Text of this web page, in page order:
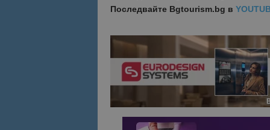
Последвайте Bgtourism.bg в
_ga